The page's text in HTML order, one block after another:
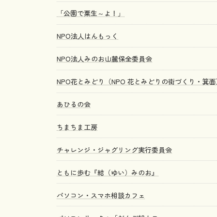
「公園で粟生～よ！」
NPO法人はんもっく
NPO法人みのお山麓保全委員会
NPO花とみどり（NPO 花とみどりの街づくり・箕
あひるの会
ちまちま工房
チャレンジ・ジャグリング実行委員会
ともに歩む『結（ゆい）みのお』
パソコン・スマホ相談カフェ